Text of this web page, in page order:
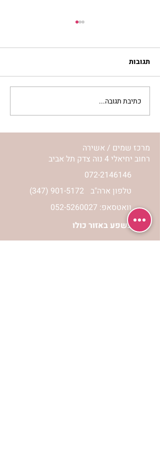
סלט מצליבים | ג’סיקה
הלפרין
תגובות
כתיבת תגובה...
מרכז שמים / אשירה
רחוב יחיאלי 4 נוה צדק תל אביב
072-2146146
(347) 901-5172 טלפון ארה"ב
וואטסאפ: 052-5260027
חניה בשפע באזור כולו